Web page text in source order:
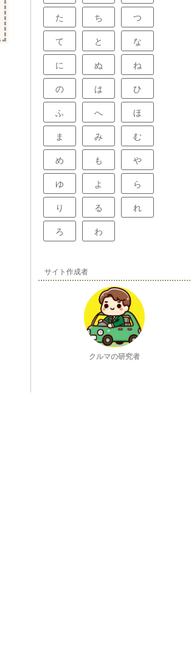
た ち つ
て と な
に ぬ ね
の は ひ
ふ へ ほ
ま み む
め も や
ゆ よ ら
り る れ
ろ わ
サイト作成者
クルマの研究者